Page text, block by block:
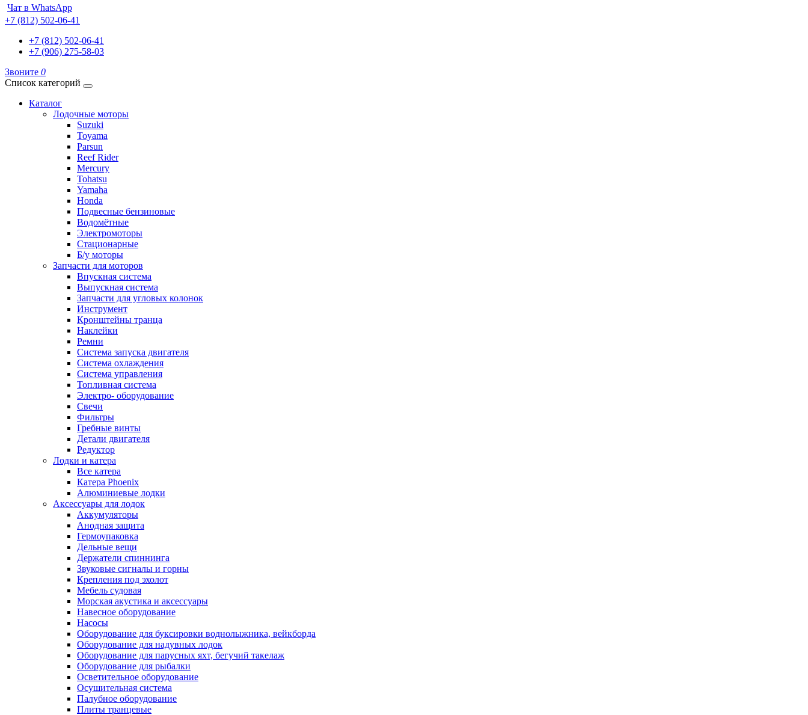
Чат в WhatsApp
+7 (812) 502-06-41
+7 (812) 502-06-41
+7 (906) 275-58-03
Звоните 0
Список категорий
Каталог
Лодочные моторы
Suzuki
Toyama
Parsun
Reef Rider
Mercury
Tohatsu
Yamaha
Honda
Подвесные бензиновые
Водомётные
Электромоторы
Стационарные
Б/у моторы
Запчасти для моторов
Впускная система
Выпускная система
Запчасти для угловых колонок
Инструмент
Кронштейны транца
Наклейки
Ремни
Система запуска двигателя
Система охлаждения
Система управления
Топливная система
Электро- оборудование
Свечи
Фильтры
Гребные винты
Детали двигателя
Редуктор
Лодки и катера
Все катера
Катера Phoenix
Алюминиевые лодки
Аксессуары для лодок
Аккумуляторы
Анодная защита
Гермоупаковка
Дельные вещи
Держатели спиннинга
Звуковые сигналы и горны
Крепления под эхолот
Мебель судовая
Морская акустика и аксессуары
Навесное оборудование
Насосы
Оборудование для буксировки воднолыжника, вейкборда
Оборудование для надувных лодок
Оборудование для парусных яхт, бегучий такелаж
Оборудование для рыбалки
Осветительное оборудование
Осушительная система
Палубное оборудование
Плиты транцевые